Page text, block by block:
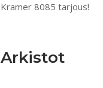
Kramer 8085 tarjous!
Arkistot